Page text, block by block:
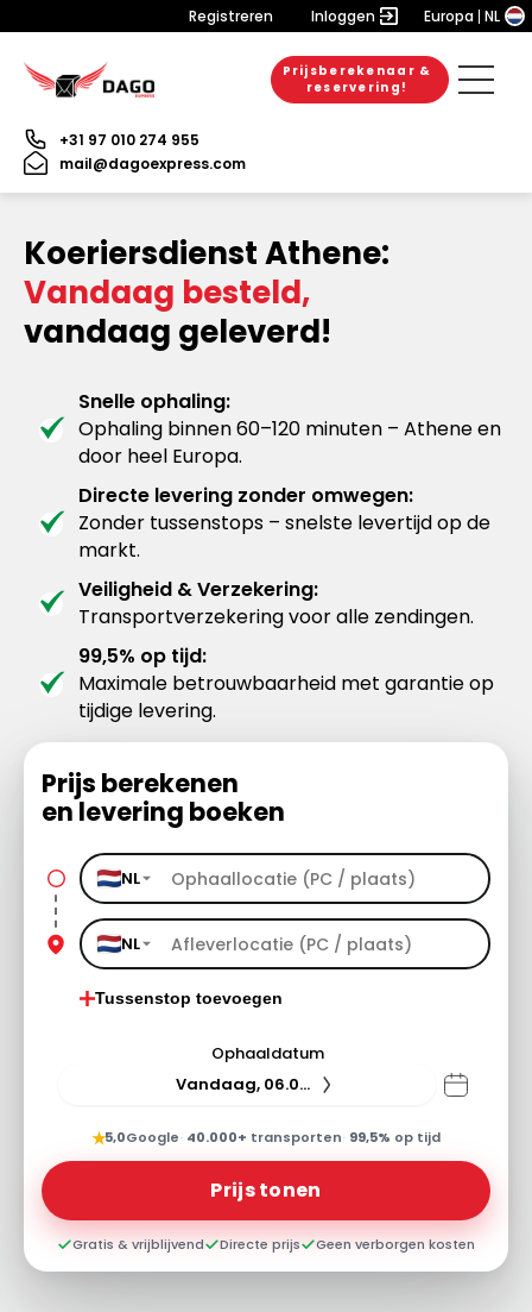
Registreren Inloggen Europa NL
Prijsberekenaar &
reservering!
+31 97 010 274 955
mail@dagoexpress.com
Koeriersdienst Athene:
Vandaag besteld,
vandaag geleverd!
Snelle ophaling:
Ophaling binnen 60–120 minuten – Athene en
door heel Europa.
Directe levering zonder omwegen:
Zonder tussenstops – snelste levertijd op de
markt.
Veiligheid & Verzekering:
Transportverzekering voor alle zendingen.
99,5% op tijd:
Maximale betrouwbaarheid met garantie op
tijdige levering.
Prijs berekenen
en levering boeken
NL
NL
Tussenstop toevoegen
Ophaaldatum
Vandaag, 06.08.26
★5,0Google· 40.000+ transporten· 99,5% op tijd
Prijs tonen
Gratis & vrijblijvend Directe prijs Geen verborgen kosten